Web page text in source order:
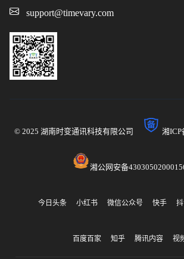
support@timevary.com
© 2025 湖南时变通讯科技有限公司 湘
湘公网安备
今日头条 小红书 微信公众号 快手
百度百家 知乎 腾讯内容 视